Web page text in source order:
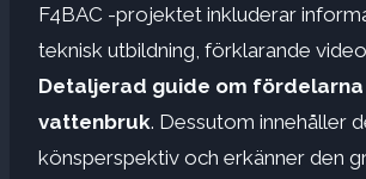
F4BAC -projektet inkluderar
teknisk utbildning, förklarande
Detaljerad guide om
vattenbruk. Dessutom innehåller
könsperspektiv och erkänner den